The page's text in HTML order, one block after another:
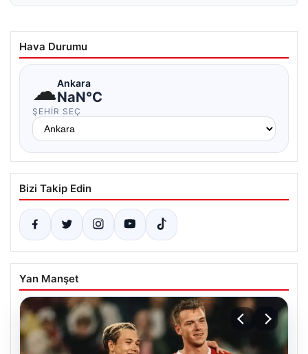
Hava Durumu
☁Ankara
NaN°C
ŞEHIR SEÇ
Bizi Takip Edin
Yan Manşet